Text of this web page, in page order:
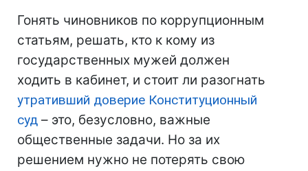
Гонять чиновников по коррупционным
статьям, решать, кто к кому из
государственных мужей должен
ходить в кабинет, и стоит ли разогнать
утративший доверие Конституционный
суд – это, безусловно, важные
общественные задачи. Но за их
решением нужно не потерять свою